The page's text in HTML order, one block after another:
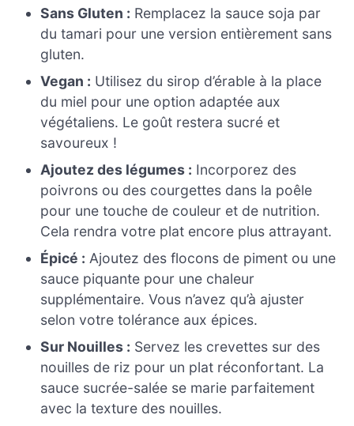
Sans Gluten : Remplacez la sauce soja par
du tamari pour une version entièrement sans
gluten.
Vegan : Utilisez du sirop d’érable à la place
du miel pour une option adaptée aux
végétaliens. Le goût restera sucré et
savoureux !
Ajoutez des légumes : Incorporez des
poivrons ou des courgettes dans la poêle
pour une touche de couleur et de nutrition.
Cela rendra votre plat encore plus attrayant.
Épicé : Ajoutez des flocons de piment ou une
sauce piquante pour une chaleur
supplémentaire. Vous n’avez qu’à ajuster
selon votre tolérance aux épices.
Sur Nouilles : Servez les crevettes sur des
nouilles de riz pour un plat réconfortant. La
sauce sucrée-salée se marie parfaitement
avec la texture des nouilles.